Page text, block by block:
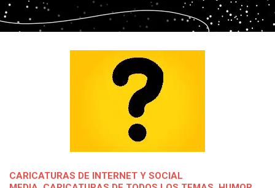
CARICATURAS DE INTERNET Y SOCIAL